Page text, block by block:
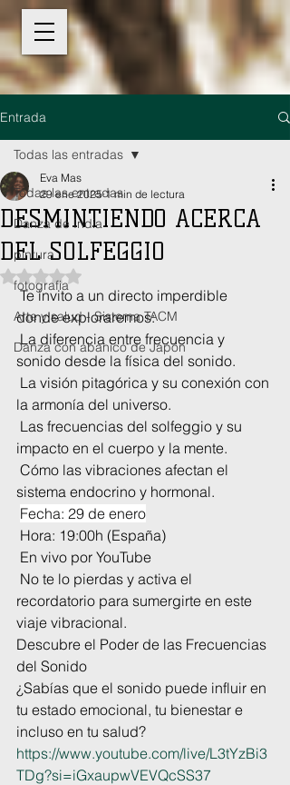
Entrada
Todas las entradas
Danza de India
pintura
fotografia
Arte y salud - Sistema TACM
Danza con abanico de Japon
Todas las entradas
DESMINTIENDO ACERCA
DEL SOLFEGGIO
Eva Mas
29 ene 2025 1 min de lectura
Obtuvo NaN de 5 estrellas.
Te invito a un directo imperdible
donde exploraremos:
La diferencia entre frecuencia y
sonido desde la física del sonido.
La visión pitagórica y su conexión con
la armonía del universo.
Las frecuencias del solfeggio y su
impacto en el cuerpo y la mente.
Cómo las vibraciones afectan el
sistema endocrino y hormonal.
Fecha: 29 de enero
Hora: 19:00h (España)
En vivo por YouTube
No te lo pierdas y activa el
recordatorio para sumergirte en este
viaje vibracional.
Descubre el Poder de las Frecuencias
del Sonido
¿Sabías que el sonido puede influir en
tu estado emocional, tu bienestar e
incluso en tu salud?
https://www.youtube.com/live/L3tYzBi3
TDg?si=iGxaupwVEVQcSS37